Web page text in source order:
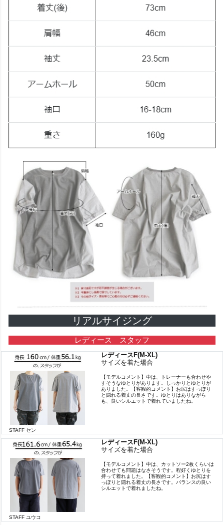
リアルサイジング
レディース スタッフ
レディースF(M-XL)
サイズを着た場合
STAFF セン
【モデルコメント】中は、トレーナーも合わせや
すそうなゆとりがあります。しっかりとゆとりが
ありました。【客観的コメント】お尻はすっぽり
と隠れる着丈の長さです。ゆとりはありながら
も、良いシルエットで着れていましたね。
レディースF(M-XL)
サイズを着た場合
STAFF ユウコ
【モデルコメント】中は、カットソー2枚くらいは
合わせても問題はなさそうです。程好くゆとりを
持って着れました。【客観的コメント】お尻はす
っぽりと隠れる着丈の長さです。バランスの良い
シルエットで着れましたね。